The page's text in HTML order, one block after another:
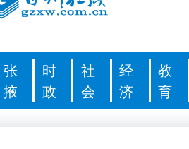
张
掖
时
政
社
会
经
济
教
育